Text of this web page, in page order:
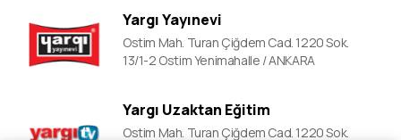
Yargı Yayınevi
Ostim Mah. Turan Çiğdem Cad. 1220 Sok.
13/1-2 Ostim Yenimahalle / ANKARA
Yargı Uzaktan Eğitim
Ostim Mah. Turan Çiğdem Cad. 1220 Sok.